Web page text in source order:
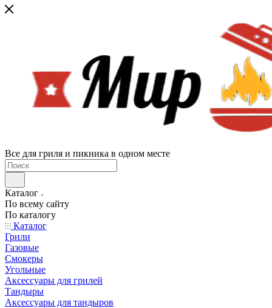
Все для гриля и пикника в одном месте
Каталог
По всему сайту
По каталогу
Каталог
Грили
Газовые
Смокеры
Угольные
Аксессуары для грилей
Тандыры
Аксессуары для тандыров